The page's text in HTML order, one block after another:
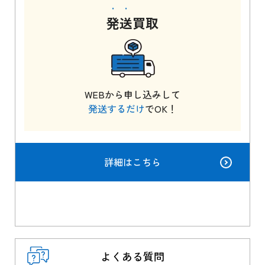
発送買取
WEBから申し込みして
発送するだけでOK！
詳細はこちら
よくある質問